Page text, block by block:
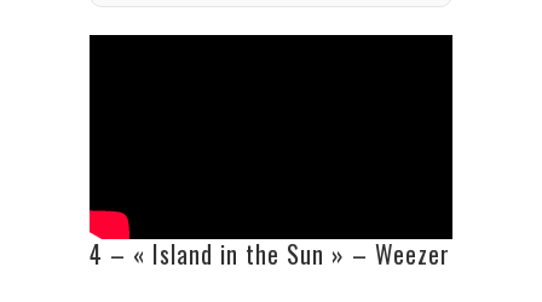
4 – « Island in the Sun » – Weezer